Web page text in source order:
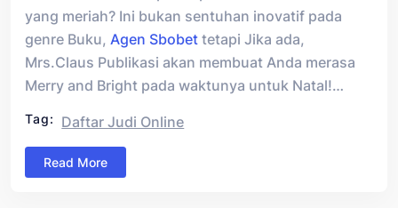
yang meriah? Ini bukan sentuhan inovatif pada
genre Buku, Agen Sbobet tetapi Jika ada,
Mrs.Claus Publikasi akan membuat Anda merasa
Merry and Bright pada waktunya untuk Natal!…
Tag: Daftar Judi Online
Read More